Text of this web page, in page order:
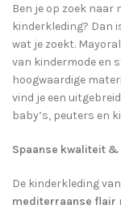
Ben je op zoek naar
kinderkleding? Dan
wat je zoekt.
van kindermode en
hoogwaardige
vind je een
baby’s, peuters en
Spaanse kwaliteit
De kinderkleding
mediterraanse flair